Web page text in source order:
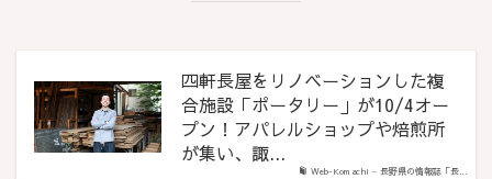
Web-Komachi – 長野県の情報誌「長...
四軒長屋をリノベーションした複
合施設「ポータリー」が10/4オー
プン！アパレルショップや焙煎所
が集い、諏...